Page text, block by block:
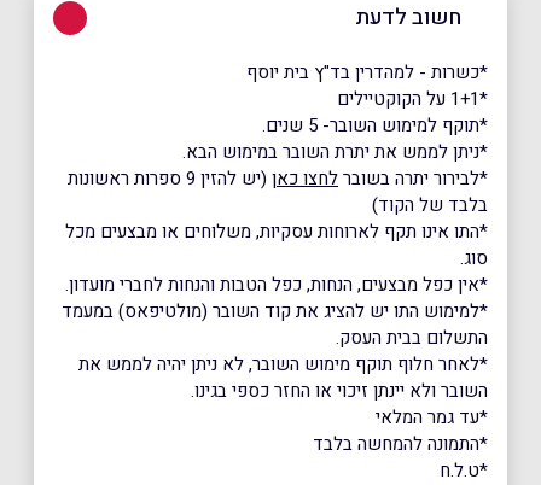
חשוב לדעת
*כשרות - למהדרין בד"ץ בית יוסף
*1+1 על הקוקטיילים
*תוקף למימוש השובר- 5 שנים.
*ניתן לממש את יתרת השובר במימוש הבא.
*לבירור יתרה בשוברלחצו כאן
(יש להזין 9 ספרות ראשונות
בלבד של הקוד)
*התו אינו תקף לארוחות עסקיות, משלוחים או מבצעים מכל
סוג.
*אין כפל מבצעים, הנחות, כפל הטבות והנחות לחברי מועדון.
*למימוש התו יש להציג את קוד השובר (מולטיפאס) במעמד
התשלום בבית העסק.
*לאחר חלוף תוקף מימוש השובר, לא ניתן יהיה לממש את
השובר ולא יינתן זיכוי או החזר כספי בגינו.
*עד גמר המלאי
*התמונה להמחשה בלבד
*ט.ל.ח